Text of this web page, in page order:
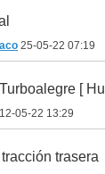
25-05-22 07:19
[
12-05-22 13:29
trasera